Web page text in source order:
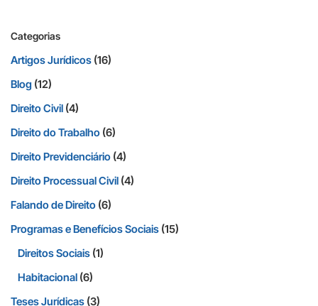
Categorias
Artigos Jurídicos (16)
Blog (12)
Direito Civil (4)
Direito do Trabalho (6)
Direito Previdenciário (4)
Direito Processual Civil (4)
Falando de Direito (6)
Programas e Benefícios Sociais (15)
Direitos Sociais (1)
Habitacional (6)
Teses Jurídicas (3)